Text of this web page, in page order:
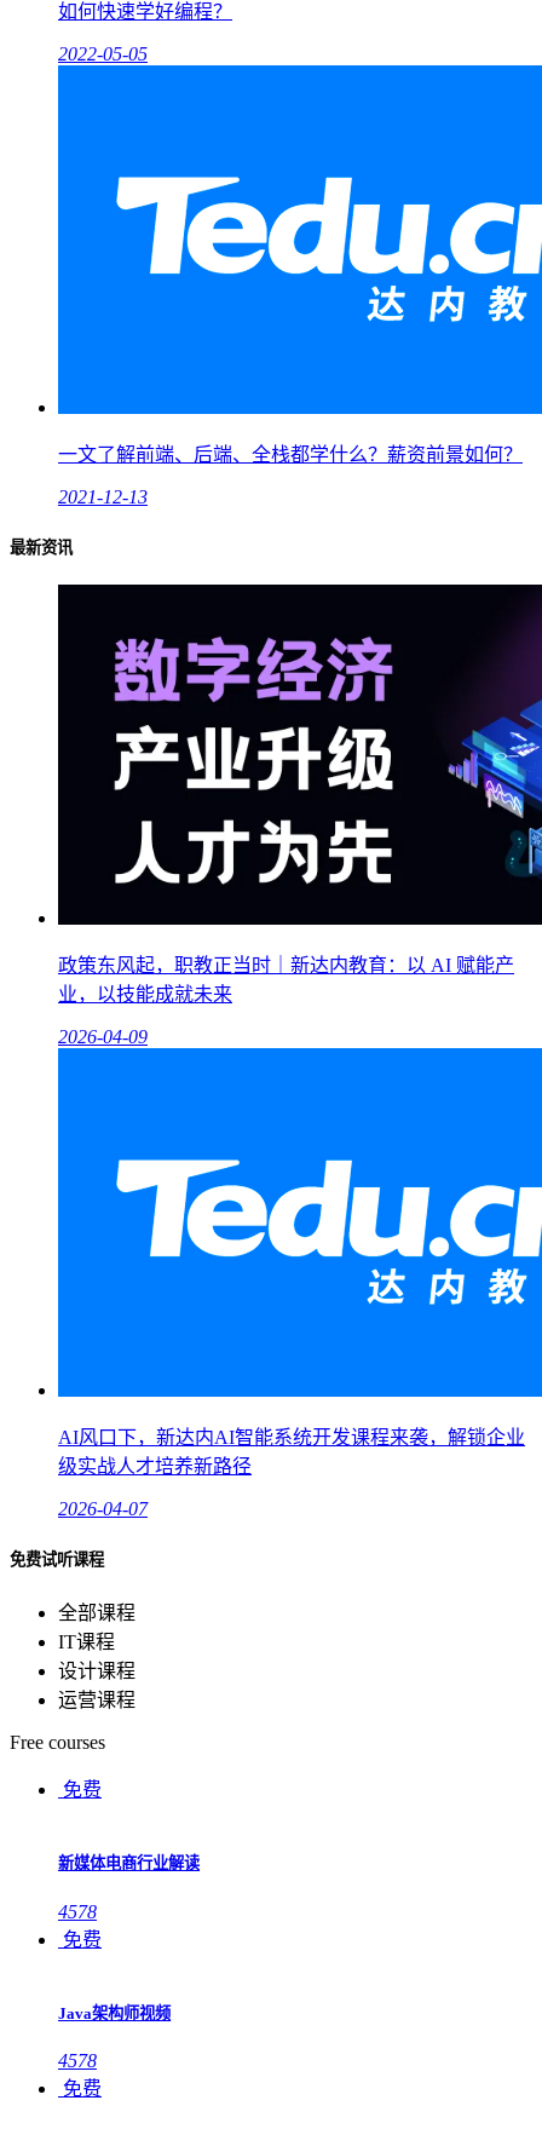
如何快速学好编程？
2022-05-05
一文了解前端、后端、全栈都学什么？薪资前景如何？
2021-12-13
最新资讯
政策东风起，职教正当时｜新达内教育：以 AI 赋能产
业，以技能成就未来
2026-04-09
AI风口下，新达内AI智能系统开发课程来袭，解锁企业
级实战人才培养新路径
2026-04-07
免费试听课程
全部课程
IT课程
设计课程
运营课程
Free courses
免费
新媒体电商行业解读
4578
免费
Java架构师视频
4578
免费